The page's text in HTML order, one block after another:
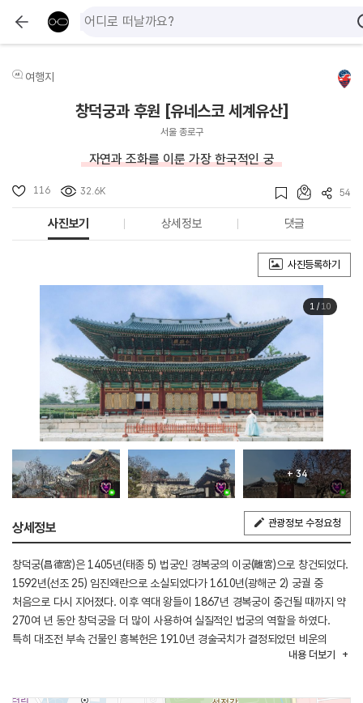
여행지
창덕궁과 후원 [유네스코 세계유산]
서울 종로구
자연과 조화를 이룬 가장 한국적인 궁
116 32.6K 54
사진보기 상세정보 댓글
사진등록하기
1 / 10
+ 34
상세정보 관광정보 수정요청
창덕궁(昌德宮)은 1405년(태종 5) 법궁인 경복궁의 이궁(離宮)으로 창건되었다.
1592년(선조 25) 임진왜란으로 소실되었다가 1610년(광해군 2) 궁궐 중
처음으로 다시 지어졌다. 이후 역대 왕들이 1867년 경복궁이 중건될 때까지 약
270여 년 동안 창덕궁을 더 많이 사용하여 실질적인 법궁의 역할을 하였다.
특히 대조전 부속 건물인 흥복헌은 1910년 경술국치가 결정되었던 비운의
장소이기도 하며, 낙선재 권역은 광복 이후 대한제국의 마지막 황실 가족인
딸)가 생활하다가 세상을 떠난 곳이기도 하다.
내용 더보기